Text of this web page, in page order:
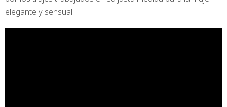
elegante y sensual.